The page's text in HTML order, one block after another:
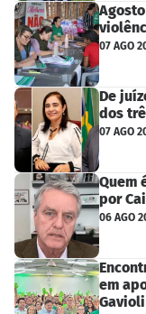
07 AGO
De
dos
07 AGO
Quem
por
06 AGO
em
Gavioli